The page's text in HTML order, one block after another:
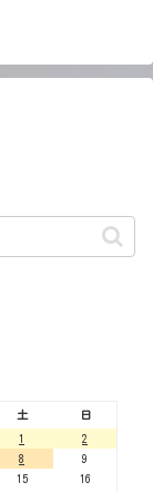
土 日
1
2
8
9
15
16